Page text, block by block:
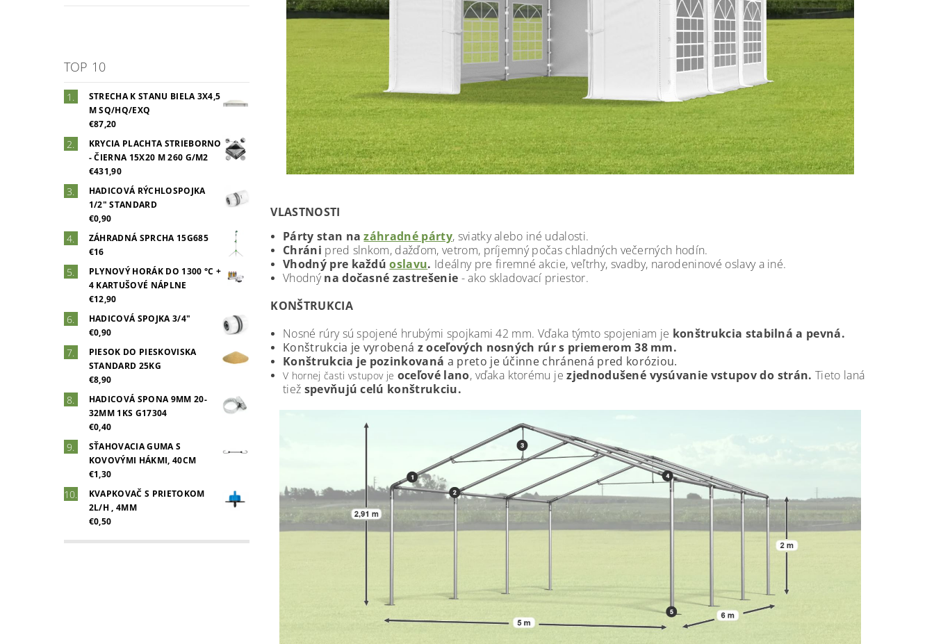
TOP 10
STRECHA K STANU BIELA 3X4,5
M SQ/HQ/EXQ
€87,20
KRYCIA PLACHTA STRIEBORNO
- ČIERNA 15X20 M 260 G/M2
€431,90
HADICOVÁ RÝCHLOSPOJKA
1/2" STANDARD
€0,90
ZÁHRADNÁ SPRCHA 15G685
€16
PLYNOVÝ HORÁK DO 1300 °C +
4 KARTUŠOVÉ NÁPLNE
€12,90
HADICOVÁ SPOJKA 3/4"
€0,90
PIESOK DO PIESKOVISKA
STANDARD 25KG
€8,90
HADICOVÁ SPONA 9MM 20-
32MM 1KS G17304
€0,40
SŤAHOVACIA GUMA S
KOVOVÝMI HÁKMI, 40CM
€1,30
KVAPKOVAČ S PRIETOKOM
2L/H , 4MM
€0,50
VLASTNOSTI
Párty stan nazáhradné párty, sviatky alebo iné udalosti.
Chráni pred slnkom, dažďom, vetrom, príjemný počas chladných večerných hodín.
Vhodný pre každúoslavu. Ideálny pre firemné akcie, veľtrhy, svadby, narodeninové oslavy a iné.
Vhodnýna dočasné zastrešenie - ako skladovací priestor.
KONŠTRUKCIA
Nosné rúry sú spojené hrubými spojkami 42 mm. Vďaka týmto spojeniam je konštrukcia stabilná a pevná.
Konštrukcia je vyrobená z oceľových nosných rúr s priemerom 38 mm.
Konštrukcia je pozinkovaná a preto jeúčinne chránená pred koróziou.
V hornej časti vstupov je oceľové lano, vďaka ktorému jezjednodušené vysúvanie vstupov do strán. Tieto laná
tiež spevňujú celú konštrukciu.